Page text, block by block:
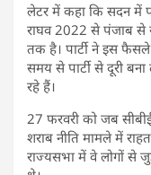
लेटर में कहा कि सदन में
राघव 2022 से पंजाब से
तक है। पार्टी ने इस
समय से पार्टी से दूरी
रहे हैं।
27 फरवरी को जब
शराब नीति मामले में
राज्यसभा में वे लोगों से